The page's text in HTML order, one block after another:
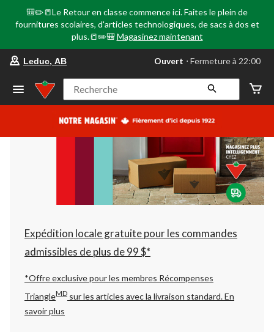
🎒✏️📒Le Retour en classe commence ici. Faites le plein de
fournitures scolaires, d'articles technologiques, de sacs à dos et
plus.📒✏️🎒 Magasinez maintenant
votre
préféré
Leduc,
AB,
courament
Fermeture
à
22:00
cliquer
pour
changer
Leduc, AB Ouvert ⋅ Fermeture à 22:00
Recherche
Expédition locale gratuite pour les commandes
admissibles de plus de 99 $*
*Offre exclusive pour les membres Récompenses
TriangleMD sur les articles avec la livraison standard.En
savoir plus